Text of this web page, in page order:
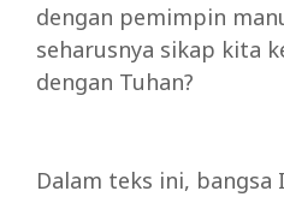
dengan pemimpin
seharusnya sikap kita
dengan Tuhan?
Dalam teks ini, bangsa